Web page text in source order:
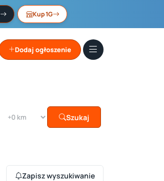
Kup 1G
Dodaj ogłoszenie
Szukaj
Zapisz wyszukiwanie